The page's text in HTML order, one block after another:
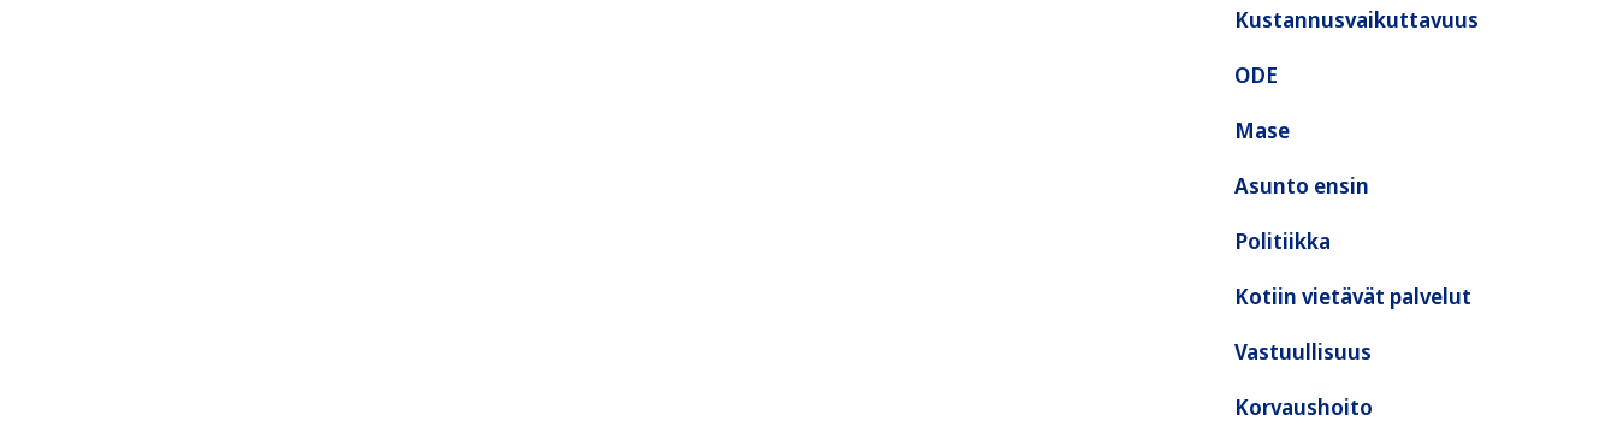
Kustannusvaikuttavuus
ODE
Mase
Asunto ensin
Politiikka
Kotiin vietävät palvelut
Vastuullisuus
Korvaushoito